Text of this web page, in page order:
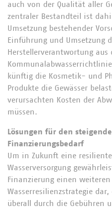
auch von der Qualität aller
zentraler Bestandteil ist
Umsetzung bestehender
Einführung und Umsetzung
Herstellerverantwortung aus
künftig die Kosmetik- und
Produkte die Gewässer
verursachten Kosten der
müssen.
Lösungen für den
Finanzierungsbedarf
Um in Zukunft eine
Wasserversorgung
Finanzierung einen
Wasserresilienzstrategie
überall durch die Gebühren